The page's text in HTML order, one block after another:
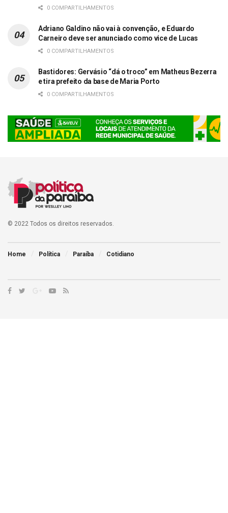
0 COMPARTILHAMENTOS
Adriano Galdino não vai à convenção, e Eduardo
Carneiro deve ser anunciado como vice de Lucas
0 COMPARTILHAMENTOS
Bastidores: Gervásio “dá o troco” em Matheus Bezerra
e tira prefeito da base de Maria Porto
0 COMPARTILHAMENTOS
© 2022 Todos os direitos reservados.
Home Política Paraíba Cotidiano